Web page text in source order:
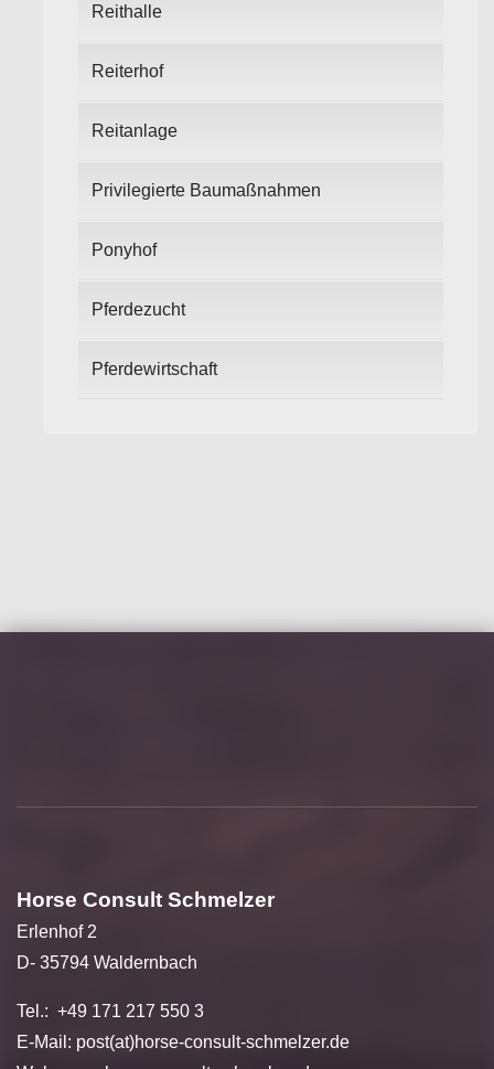
Reithalle
Reiterhof
Reitanlage
Privilegierte Baumaßnahmen
Ponyhof
Pferdezucht
Pferdewirtschaft
Horse Consult Schmelzer
Erlenhof 2
D- 35794 Waldernbach
Tel.: +49 171 217 550 3
E-Mail: post(at)horse-consult-schmelzer.de